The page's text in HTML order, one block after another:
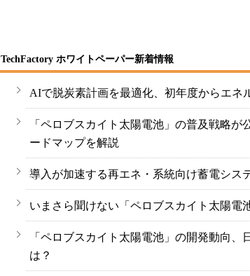
TechFactory ホワイトペーパー新着情報
AIで脱炭素計画を最適化、初年度からエネ
「ペロブスカイト太陽電池」の普及戦略
ードマップを解説
導入が加速する再エネ・系統向け蓄電シ
いまさら聞けない「ペロブスカイト太陽電
「ペロブスカイト太陽電池」の開発動向
は？